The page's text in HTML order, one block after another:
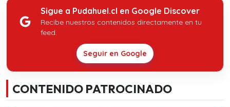
Sigue a Pudahuel.cl en Google Discover
Recibe nuestros contenidos directamente en tu
feed.
Seguir en Google
CONTENIDO PATROCINADO